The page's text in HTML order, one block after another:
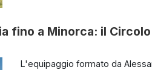
fino a Minorca: il
L'equipaggio formato da